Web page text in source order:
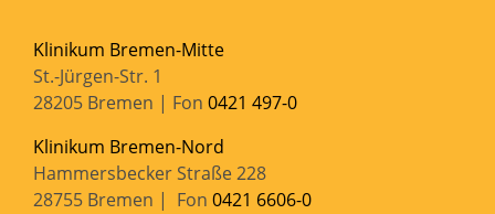
Klinikum Bremen-Mitte
St.-Jürgen-Str. 1
28205 Bremen | Fon 0421 497-0
Klinikum Bremen-Nord
Hammersbecker Straße 228
28755 Bremen | Fon 0421 6606-0